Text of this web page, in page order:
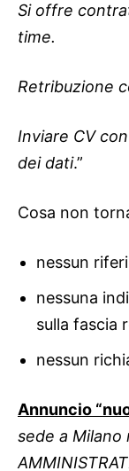
Si offre
time.
Retribuzione
Inviare CV
dei dati.”
Cosa non
nessun
nessuna
sulla fascia
nessun
Annuncio
sede a Milano